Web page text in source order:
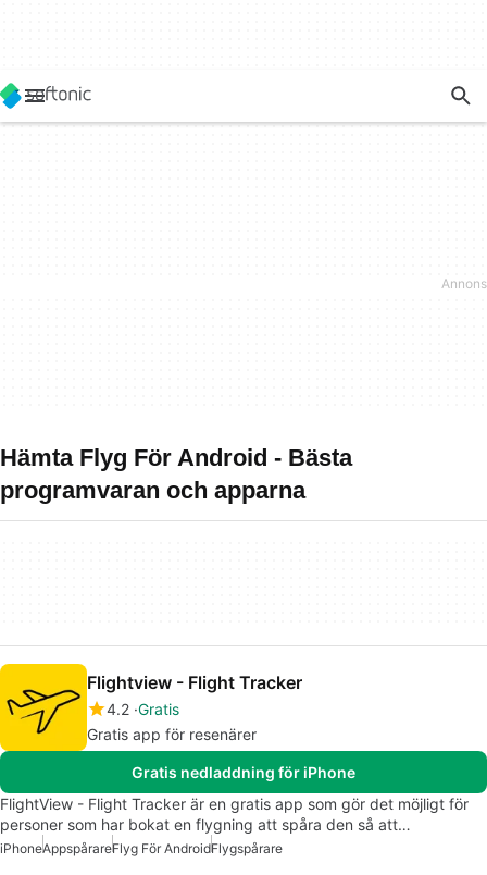
Hämta Flyg För Android - Bästa
programvaran och apparna
Flightview - Flight Tracker
4.2 Gratis
Gratis app för resenärer
Gratis nedladdning för iPhone
FlightView - Flight Tracker är en gratis app som gör det möjligt för
personer som har bokat en flygning att spåra den så att…
iPhoneAppspårareFlyg För AndroidFlygspårare